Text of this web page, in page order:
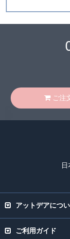
ご注
アットデアにつ
ご利用ガイド